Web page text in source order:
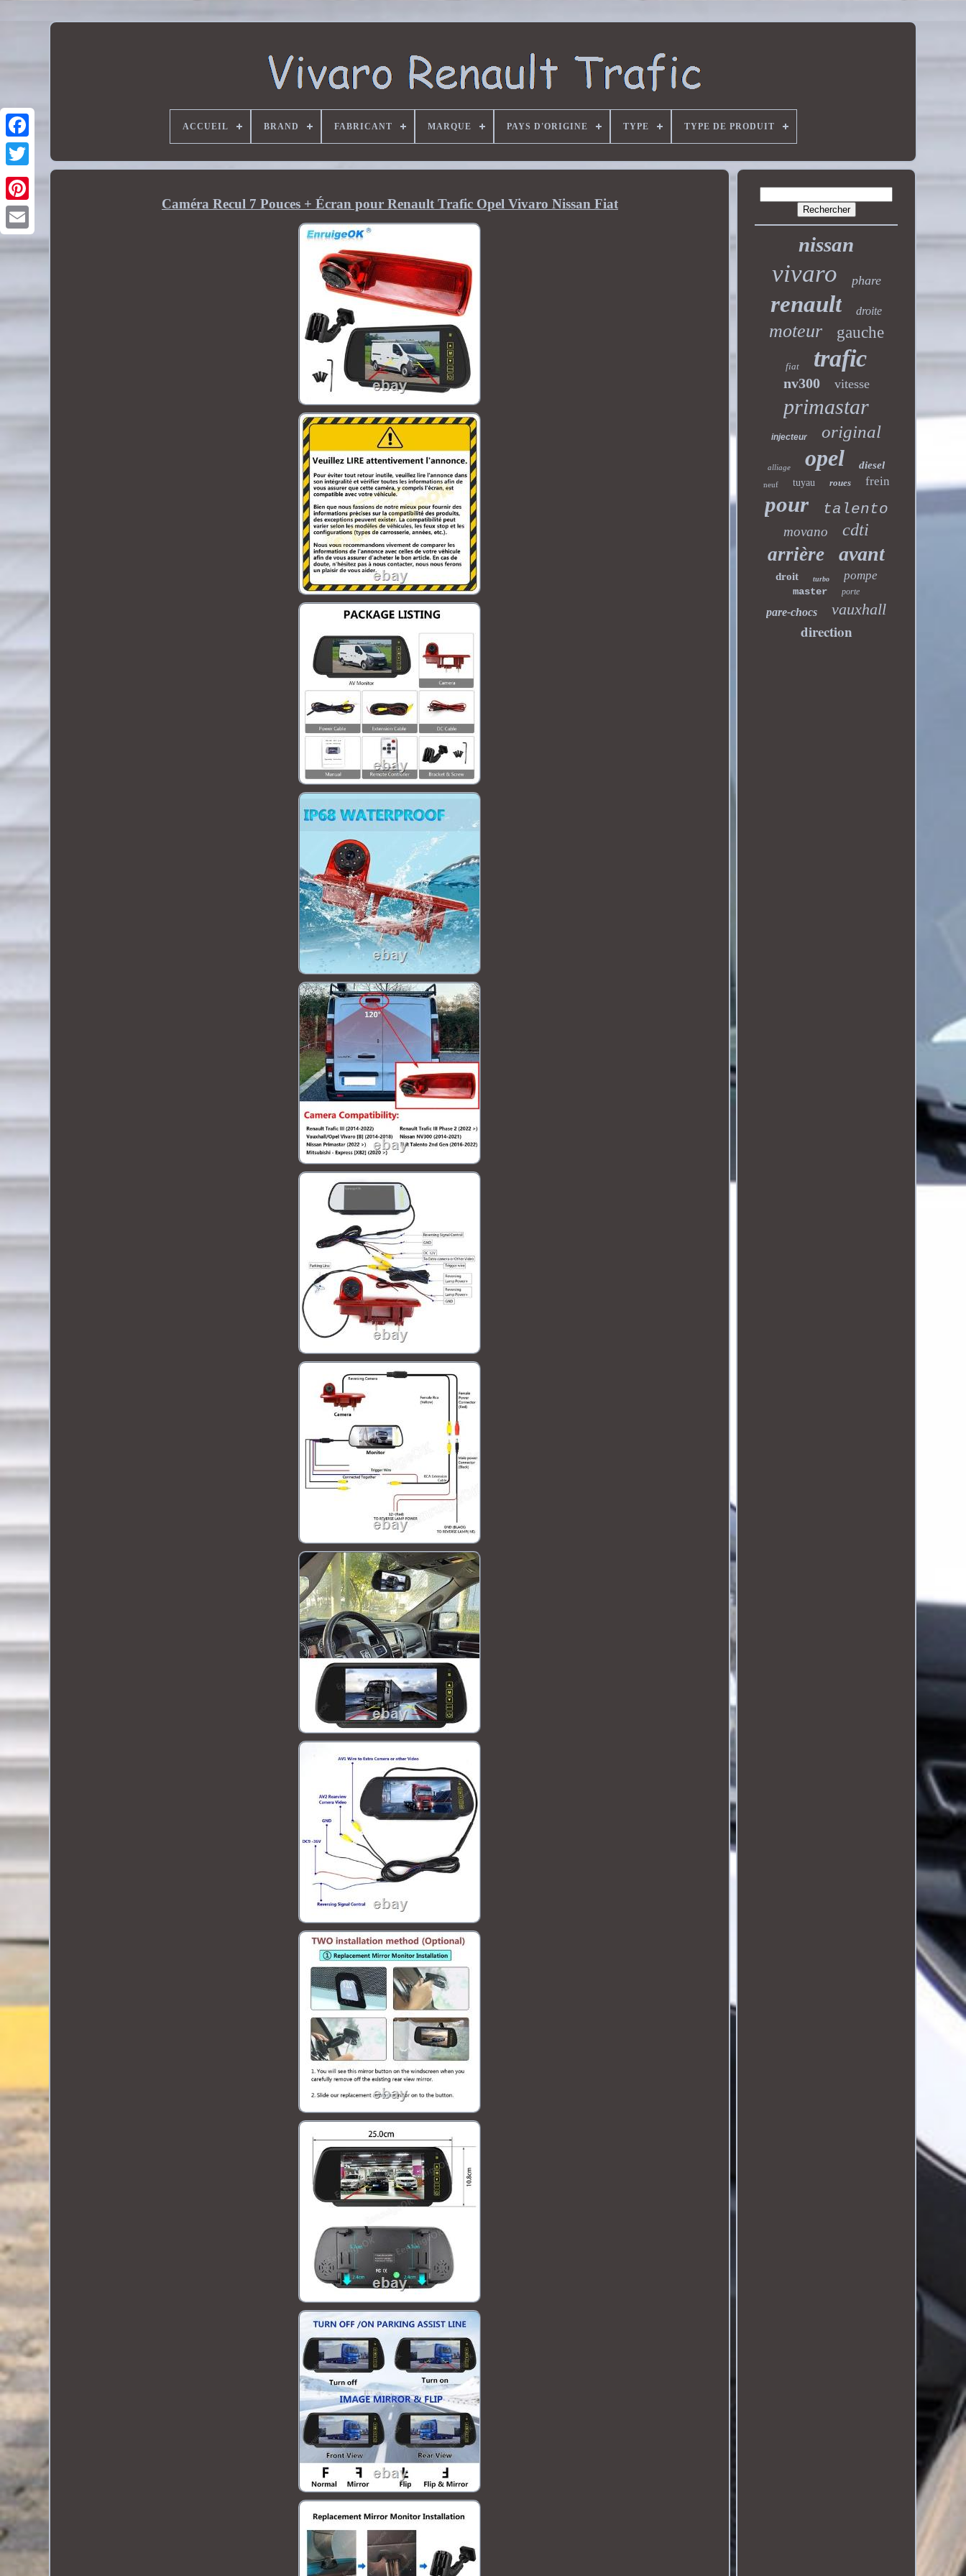
ACCUEIL BRAND FABRICANT MARQUE PAYS D'ORIGINE TYPE TYPE DE PRODUIT
Caméra Recul 7 Pouces + Écran pour Renault Trafic Opel Vivaro Nissan Fiat
nissan
vivaro phare
renault droite
moteur gauche
fiat trafic
nv300 vitesse
primastar
injecteur original
alliage opel diesel
neuf tuyau roues frein
pour talento
movano cdti
arrière avant
droit turbo pompe
master porte
pare-chocs vauxhall
direction